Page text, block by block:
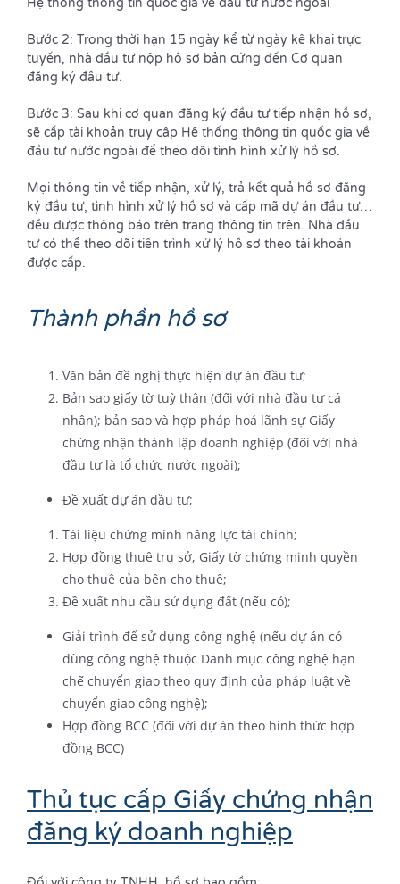
Hệ thống thông tin quốc gia về đầu tư nước ngoài
Bước 2: Trong thời hạn 15 ngày kể từ ngày kê khai trực
tuyến, nhà đầu tư nộp hồ sơ bản cứng đến Cơ quan
đăng ký đầu tư.
Bước 3: Sau khi cơ quan đăng ký đầu tư tiếp nhận hồ sơ,
sẽ cấp tài khoản truy cập Hệ thống thông tin quốc gia về
đầu tư nước ngoài để theo dõi tình hình xử lý hồ sơ.
Mọi thông tin về tiếp nhận, xử lý, trả kết quả hồ sơ đăng
ký đầu tư, tình hình xử lý hồ sơ và cấp mã dự án đầu tư…
đều được thông báo trên trang thông tin trên. Nhà đầu
tư có thể theo dõi tiến trình xử lý hồ sơ theo tài khoản
được cấp.
Thành phần hồ sơ
Văn bản đề nghị thực hiện dự án đầu tư;
Bản sao giấy tờ tuỳ thân (đối với nhà đầu tư cá
nhân); bản sao và hợp pháp hoá lãnh sự Giấy
chứng nhận thành lập doanh nghiệp (đối với nhà
đầu tư là tổ chức nước ngoài);
Đề xuất dự án đầu tư;
Tài liệu chứng minh năng lực tài chính;
Hợp đồng thuê trụ sở, Giấy tờ chứng minh quyền
cho thuê của bên cho thuê;
Đề xuất nhu cầu sử dụng đất (nếu có);
Giải trình để sử dụng công nghệ (nếu dự án có
dùng công nghệ thuộc Danh mục công nghệ hạn
chế chuyển giao theo quy định của pháp luật về
chuyển giao công nghệ);
Hợp đồng BCC (đối với dự án theo hình thức hợp
đồng BCC)
Thủ tục cấp Giấy chứng nhận
đăng ký doanh nghiệp